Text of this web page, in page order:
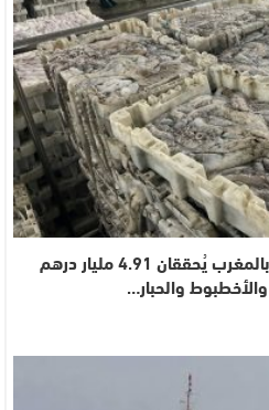
الصيد الساحلي والتقليدي بالمغرب يُحققان 4.91 مليار درهم